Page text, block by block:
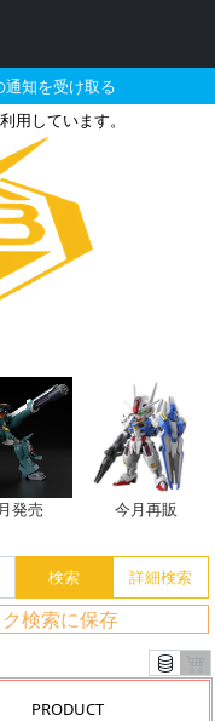
知を受け取る
用しています。
クシアと
発売 今月再販
検索に保存
PRODUCT